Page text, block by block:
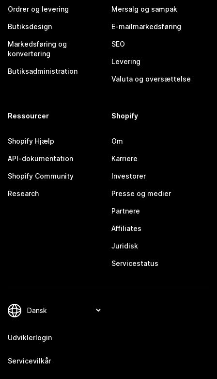
Ordrer og levering
Butiksdesign
Markedsføring og
konvertering
Butiksadministration
Mersalg og sampak
E-mailmarkedsføring
SEO
Levering
Valuta og oversættelse
Ressourcer
Shopify Hjælp
API-dokumentation
Shopify Community
Research
Shopify
Om
Karriere
Investorer
Presse og medier
Partnere
Affiliates
Juridisk
Servicestatus
Udviklerlogin
Servicevilkår